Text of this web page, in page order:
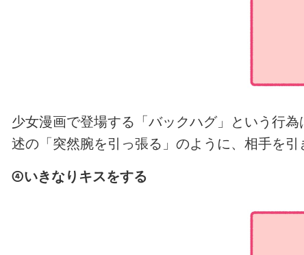
少女漫画で登場する「バックハグ」という行
述の「突然腕を引っ張る」のように、相手を
④いきなりキスをする